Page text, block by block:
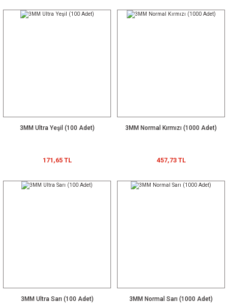
3MM Ultra Yeşil (100 Adet)
171,65 TL
3MM Normal Kırmızı (1000 Adet)
457,73 TL
3MM Ultra Sarı (100 Adet) 3MM Normal Sarı (1000 Adet)